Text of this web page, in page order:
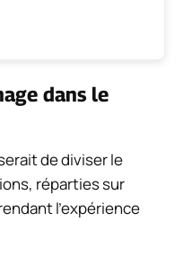
dans le
de diviser le
réparties sur
l’expérience